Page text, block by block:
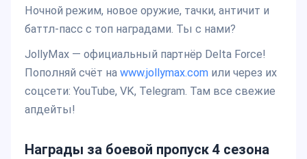
Ночной режим, новое оружие, тачки, античит и
баттл-пасс с топ наградами. Ты с нами?
JollyMax — официальный партнёр Delta Force!
Пополняй счёт на www.jollymax.com или через их
соцсети: YouTube, VK, Telegram. Там все свежие
апдейты!
Награды за боевой пропуск 4 сезона